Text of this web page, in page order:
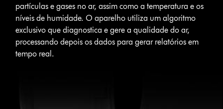
partículas e gases no ar, assim como a temperatura e os
níveis de humidade. O aparelho utiliza um algoritmo
exclusivo que diagnostica e gere a qualidade do ar,
processando depois os dados para gerar relatórios em
tempo real.